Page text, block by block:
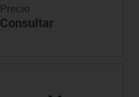
Precio
Consultar